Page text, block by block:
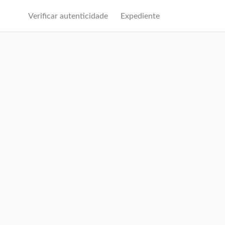
Verificar autenticidade Expediente